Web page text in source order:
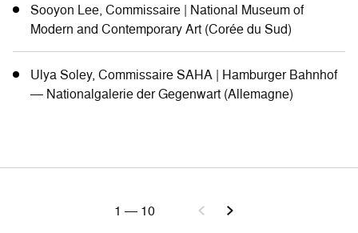
Sooyon Lee, Commissaire | National Museum of
Modern and Contemporary Art (Corée du Sud)
Ulya Soley, Commissaire SAHA | Hamburger Bahnhof
— Nationalgalerie der Gegenwart (Allemagne)
1 — 10